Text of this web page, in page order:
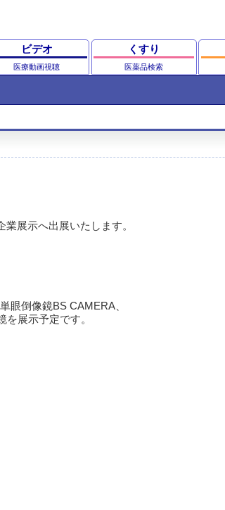
ビデオ
医療動画視聴
くすり
医薬品検索
展示へ出展いたします。
眼倒像鏡BS CAMERA、
展示予定です。